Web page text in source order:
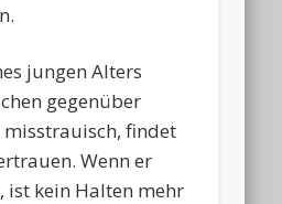
jungen Alters
gegenüber
misstrauisch, findet
Wenn er
ist kein Halten mehr